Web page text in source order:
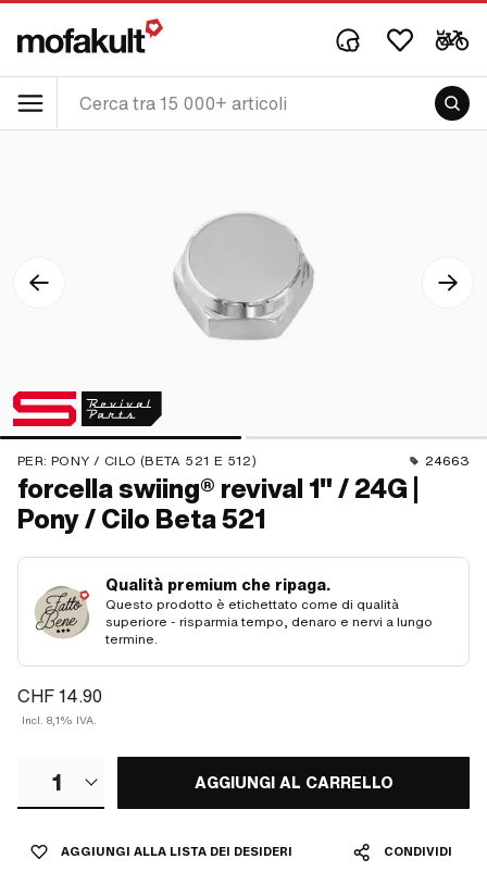
PER: PONY / CILO (BETA 521 E 512) 24663
forcella swiing® revival 1" / 24G |
Pony / Cilo Beta 521
Qualità premium che ripaga.
Questo prodotto è etichettato come di qualità
superiore - risparmia tempo, denaro e nervi a lungo
termine.
CHF 14.90
Incl. 8,1% IVA.
1 AGGIUNGI AL CARRELLO
AGGIUNGI ALLA LISTA DEI DESIDERI CONDIVIDI